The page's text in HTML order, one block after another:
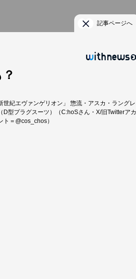
記事ページへ
世紀エヴァンゲリオン」 惣流・アスカ・ラングレ
D型プラグスーツ）（C:hoSさん・X/旧Twitterアカ
ト＝@cos_chos）